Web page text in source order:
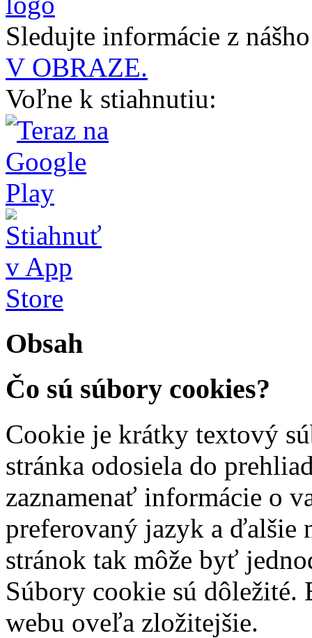
Sledujte informácie z
V OBRAZE.
Voľne k stiahnutiu:
Obsah
Čo sú súbory cookies?
Cookie je krátky textový
stránka odosiela do
zaznamenať informácie o
preferovaný jazyk a ďalšie
stránok tak môže byť
Súbory cookie sú dôležité.
webu oveľa zložitejšie.